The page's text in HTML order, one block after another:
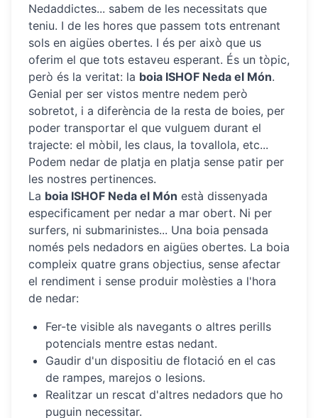
Nedaddictes... sabem de les necessitats que
teniu. I de les hores que passem tots entrenant
sols en aigües obertes. I és per això que us
oferim el que tots estaveu esperant. És un tòpic,
però és la veritat: la boia ISHOF Neda el Món.
Genial per ser vistos mentre nedem però
sobretot, i a diferència de la resta de boies, per
poder transportar el que vulguem durant el
trajecte: el mòbil, les claus, la tovallola, etc...
Podem nedar de platja en platja sense patir per
les nostres pertinences.
La boia ISHOF Neda el Món està dissenyada
especificament per nedar a mar obert. Ni per
surfers, ni submarinistes... Una boia pensada
només pels nedadors en aigües obertes. La boia
compleix quatre grans objectius, sense afectar
el rendiment i sense produir molèsties a l'hora
de nedar:
Fer-te visible als navegants o altres perills
potencials mentre estas nedant.
Gaudir d'un dispositiu de flotació en el cas
de rampes, marejos o lesions.
Realitzar un rescat d'altres nedadors que ho
puguin necessitar.